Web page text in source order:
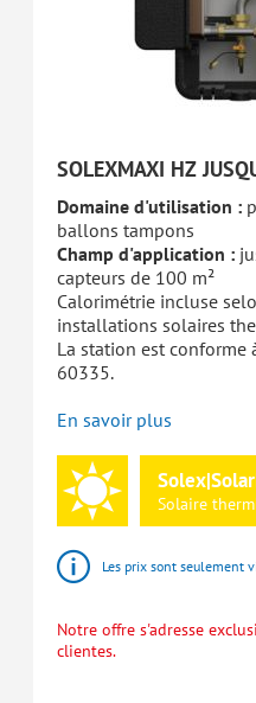
SOLEXMAXI HZ
Domaine d'utilisation :
ballons tampons
Champ d'application :
capteurs de 100 m²
Calorimétrie incluse
installations solaires
La station est conforme
60335.
En savoir plus
Solaire
Les prix sont seulement
Notre offre s'adresse
clientes.